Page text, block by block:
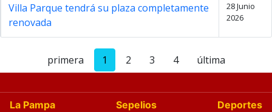
Villa Parque tendrá su plaza completamente
renovada
28 Junio
2026
primera 1 2 3 4 última
La Pampa Sepelios
Deportes